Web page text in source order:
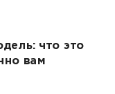
что это
вам